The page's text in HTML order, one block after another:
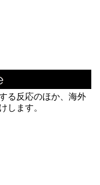
る反応のほか、海外
します。